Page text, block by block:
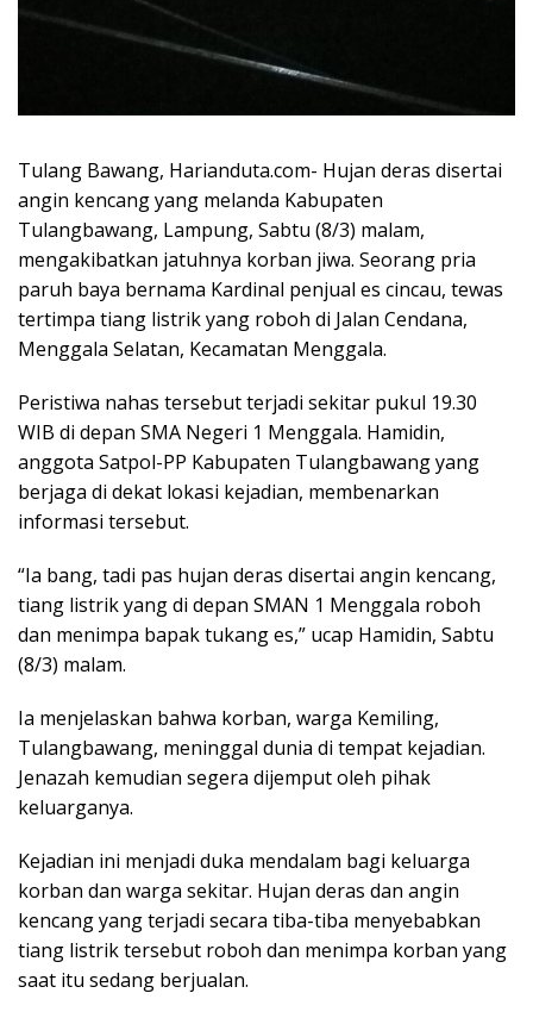
Tulang Bawang, Harianduta.com- Hujan deras disertai
angin kencang yang melanda Kabupaten
Tulangbawang, Lampung, Sabtu (8/3) malam,
mengakibatkan jatuhnya korban jiwa. Seorang pria
paruh baya bernama Kardinal penjual es cincau, tewas
tertimpa tiang listrik yang roboh di Jalan Cendana,
Menggala Selatan, Kecamatan Menggala.
Peristiwa nahas tersebut terjadi sekitar pukul 19.30
WIB di depan SMA Negeri 1 Menggala. Hamidin,
anggota Satpol-PP Kabupaten Tulangbawang yang
berjaga di dekat lokasi kejadian, membenarkan
informasi tersebut.
“Ia bang, tadi pas hujan deras disertai angin kencang,
tiang listrik yang di depan SMAN 1 Menggala roboh
dan menimpa bapak tukang es,” ucap Hamidin, Sabtu
(8/3) malam.
Ia menjelaskan bahwa korban, warga Kemiling,
Tulangbawang, meninggal dunia di tempat kejadian.
Jenazah kemudian segera dijemput oleh pihak
keluarganya.
Kejadian ini menjadi duka mendalam bagi keluarga
korban dan warga sekitar. Hujan deras dan angin
kencang yang terjadi secara tiba-tiba menyebabkan
tiang listrik tersebut roboh dan menimpa korban yang
saat itu sedang berjualan.